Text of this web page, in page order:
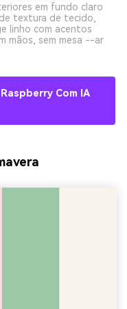
em fundo claro
textura de tecido,
linho com acentos
mãos, sem mesa --ar
Com IA